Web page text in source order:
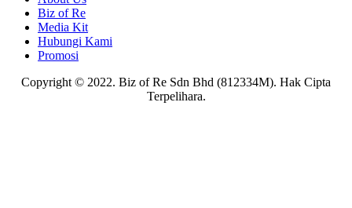
Biz of Re
Media Kit
Hubungi Kami
Promosi
Copyright © 2022. Biz of Re Sdn Bhd (812334M). Hak Cipta
Terpelihara.